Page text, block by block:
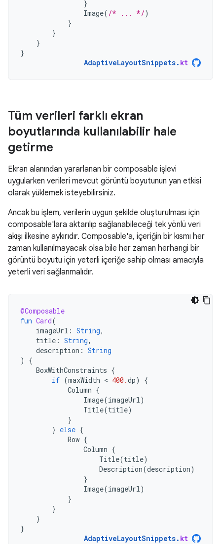
}
Image( /* ... */)
}
}
}
}
AdaptiveLayoutSnippets. kt
Tüm verileri farklı ekran
boyutlarında kullanılabilir hale
getirme
Ekran alanından yararlanan bir composable işlevi
uygularken verileri mevcut görüntü boyutunun yan etkisi
olarak yüklemek isteyebilirsiniz.
Ancak bu işlem, verilerin uygun şekilde oluşturulması için
composable'lara aktarılıp sağlanabileceği tek yönlü veri
akışı ilkesine aykırıdır. Composable'a, içeriğin bir kısmı her
zaman kullanılmayacak olsa bile her zaman herhangi bir
görüntü boyutu için yeterli içeriğe sahip olması amacıyla
yeterli veri sağlanmalıdır.
@Composable
fun Card(
imageUrl : String,
title : String,
description : String
)
{
BoxWithConstraints {
if (maxWidth < 400.dp)
{
Column {
Image(imageUrl)
Title(title)
}
} else {
Row {
Column {
Title(title)
Description(description)
}
Image(imageUrl)
}
}
}
}
AdaptiveLayoutSnippets. kt